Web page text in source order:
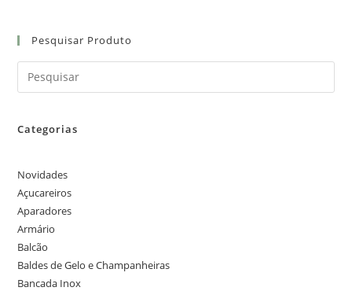
Pesquisar Produto
Categorias
Novidades
Açucareiros
Aparadores
Armário
Balcão
Baldes de Gelo e Champanheiras
Bancada Inox